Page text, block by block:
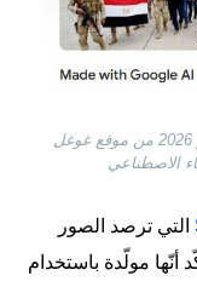
صورة ملتقطة من الشاشة بتاريخ 19 أيار/مايو 2026 من موقع غوغل
الاصطناعي
التي ترصد الصور
أنّها مولّدة باستخدام